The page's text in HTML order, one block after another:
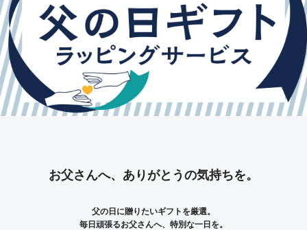
お父さんへ、ありがとうの気持ちを。
父の日に贈りたいギフトを厳選。
毎日頑張るお父さんへ、特別な一日を。